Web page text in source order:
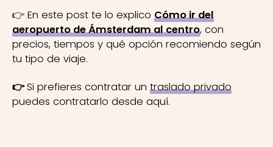
👉 En este post te lo explico Cómo ir del
aeropuerto de Ámsterdam al centro, con
precios, tiempos y qué opción recomiendo según
tu tipo de viaje.
👉Si prefieres contratar un traslado privado
puedes contratarlo desde aquí.